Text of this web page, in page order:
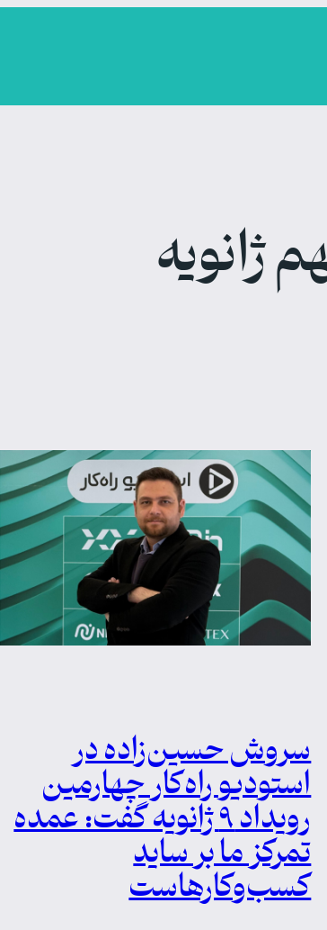
ژانویه
سروش حسین‌زاده در
استودیو راه‌کار چهارمین
رویداد ۹ ژانویه گفت: عمده
تمرکز ما بر ساید
کسب‌وکارهاست